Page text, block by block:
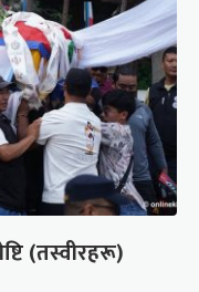
(तस्वीरहरू)